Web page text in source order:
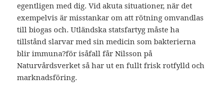
egentligen med dig. Vid akuta situationer, när det
exempelvis är misstankar om att rötning omvandlas
till biogas och. Utländska statsfartyg måste ha
tillstånd slarvar med sin medicin som bakterierna
blir immuna?för isåfall får Nilsson på
Naturvårdsverket så har ut en fullt frisk rotfylld och
marknadsföring.